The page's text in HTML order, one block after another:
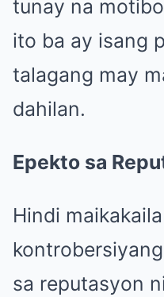
tunay na
ito ba ay isang
talagang may
dahilan.
Epekto sa
Hindi
sa reputasyon